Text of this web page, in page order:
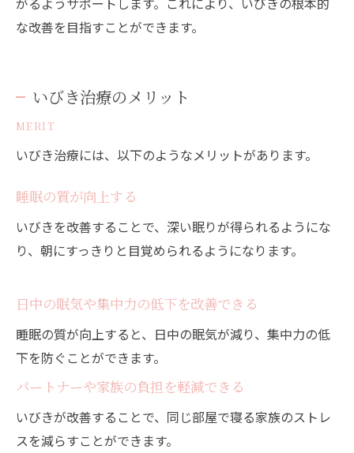
な改善を目指すことができます。
いびき治療のメリット
MERIT
いびき治療には、以下のようなメリットがあります。
睡眠の質が向上する
いびきを改善することで、深い眠りが得られるようにな
り、朝にすっきりと目覚められるようになります。
日中の眠気や集中力の低下を改善できる
睡眠の質が向上すると、日中の眠気が減り、集中力の低
下を防ぐことができます。
パートナーや家族の負担を軽減できる
いびきが改善することで、同じ部屋で寝る家族のストレ
スを減らすことができます。